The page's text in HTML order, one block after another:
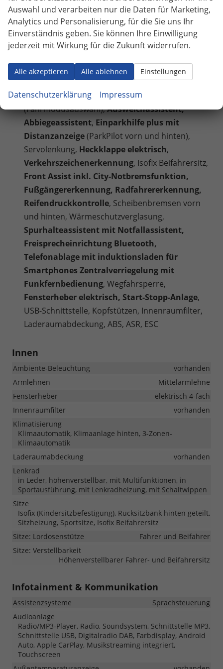
Farbdisplay, Bordcomputer), MMI experience
plus, Audi connect Navigation & Infotainment,
Audi Soundsystem(10 Lautsprecher inkl.
Radioempfang DAB+, MMI Radio-
Navigationssystem plus mit MMI touch
(Touchscreen),Audi drive select
(Fahrmodusauswahl),Ausweichassistent,
Abbiegeassistent, Einparkhilfe plus mit
Distanzanzeige(ParkPilot vorn und hinten),
Servolenkung, Heckklappe elektrisch,
Verkehrszeichenerkennung, Isofix Beifahrersitz,
Front Assist inkl. City-Notbremsfunktion,
Fußgängererkennung, Radfahrererkennung,
Reifendruckkontrolle, Scheibenbremsen vorn
und hinten, Wärmeschutzverglasung,
Spurhalteassistent mit Notfallassistent,
Freisprecheinrichtung Bluetooth,
Telefonablage mit induktionsladen für
Smartphones Zentralverriegelung mit
Funkfernbedienung, Wegfahrsperre,
Fensterheber elektrisch, Start-Stopp-Anlage,
USB-Schnittstelle, Kopfstützen, Innenraumfilter,
Laderaumabdeckung, ABS, ASR, ESC
Innen
Ambiente-Beleuchtung
vorhanden
Armlehnen
Mittelarmlehne
Fensterheber
elektrisch 4-fach
Innenraumfilter
vorhanden
Klimatisierung
Klimaautomatik, Klimaanlage hinten, 3-Zonen-
Klimaautomatik
Laderaumabdeckung
vorhanden
Lenkrad
in Leder, höhenverstellbar, mit Multifunktionen, in
Sportausführung, mit Lenkradheizung, mit Schaltwippen
Sitze
Isofix (Kindersitzbefestigung), Rücksitzbank hinten geteilt,
Sitzheizung, Sportsitze, Isofix Beifahrersitz
Sitze: Lordosenstütze
Fahrer und Beifahrer
Sitze: Verstellbarkeit
Höhenverstellbarer Fahrer- und Beifahrersitz
Infotainment & Kommunikation
Assistenzsysteme
Sprachsteuerung
Audioanlage
Radio/MP3-Player, Radio, Soundsystem, Schnittstelle MP3,
Schnittstelle USB, Digitalradio DAB, Farbdisplay, Android
Auto, Apple CarPlay, Musikstreaming integriert,
Touchscreen
Auswahl und verarbeiten nur die Daten für Marketing,
Analytics und Personalisierung, für die Sie uns Ihr
Einverständnis geben. Sie können Ihre Einwilligung
jederzeit mit Wirkung für die Zukunft widerrufen.
Alle akzeptieren Alle ablehnen Einstellungen
Datenschutzerklärung Impressum